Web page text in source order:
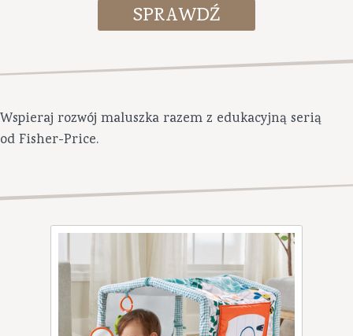
Wspieraj rozwój maluszka razem z edukacyjną serią
od Fisher-Price.